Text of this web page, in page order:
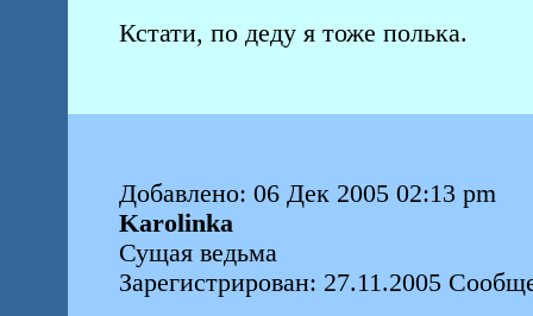
Кстати, по деду я тоже полька.
Добавлено: 06 Дек 2005 02:13 pm
Karolinka
Сущая ведьма
Зарегистрирован: 27.11.2005